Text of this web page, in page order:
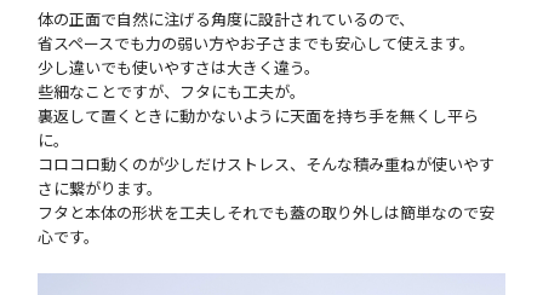
体の正面で自然に注げる角度に設計されているので、
省スペースでも力の弱い方やお子さまでも安心して使えます。
少し違いでも使いやすさは大きく違う。
些細なことですが、フタにも工夫が。
裏返して置くときに動かないように天面を持ち手を無くし平ら
に。
コロコロ動くのが少しだけストレス、そんな積み重ねが使いやす
さに繋がります。
フタと本体の形状を工夫しそれでも蓋の取り外しは簡単なので安
心です。